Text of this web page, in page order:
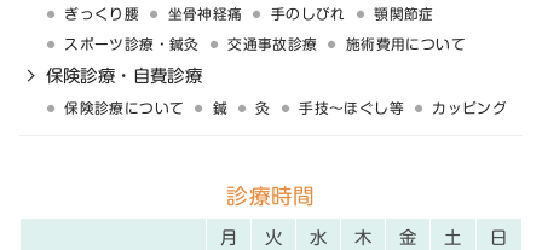
ぎっくり腰 坐骨神経痛 手のしびれ 顎関節症
スポーツ診療・鍼灸 交通事故診療 施術費用について
保険診療・自費診療
保険診療について 鍼 灸 手技〜ほぐし等 カッピング
診療時間
月 火 水 木 金 土 日